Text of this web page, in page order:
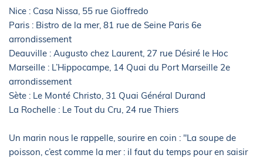
Nice : Casa Nissa, 55 rue Gioffredo
Paris : Bistro de la mer, 81 rue de Seine Paris 6e
arrondissement
Deauville : Augusto chez Laurent, 27 rue Désiré le Hoc
Marseille : L’Hippocampe, 14 Quai du Port Marseille 2e
arrondissement
Sète : Le Monté Christo, 31 Quai Général Durand
La Rochelle : Le Tout du Cru, 24 rue Thiers
Un marin nous le rappelle, sourire en coin : "La soupe de
poisson, c’est comme la mer : il faut du temps pour en saisir